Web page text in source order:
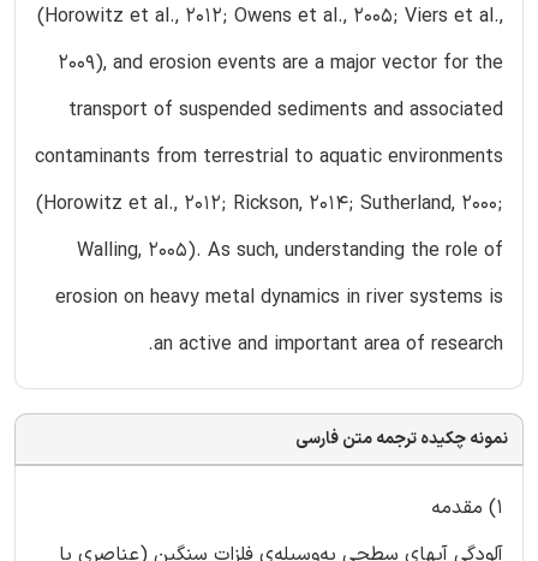
(Horowitz et al., 2012; Owens et al., 2005; Viers et al.,
2009), and erosion events are a major vector for the
transport of suspended sediments and associated
contaminants from terrestrial to aquatic environments
(Horowitz et al., 2012; Rickson, 2014; Sutherland, 2000;
Walling, 2005). As such, understanding the role of
erosion on heavy metal dynamics in river systems is
an active and important area of research.
نمونه چکیده ترجمه متن فارسی
1) مقدمه
آلودگی آبهای سطحی به‌وسیله‌ی فلزات سنگین (عناصری با